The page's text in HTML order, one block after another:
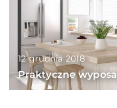
12 grudnia 2018
Praktyczne